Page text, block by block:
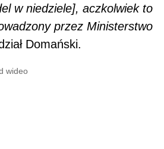
w niedziele], aczkolwiek to
przez Ministerstwo
Domański.
wideo